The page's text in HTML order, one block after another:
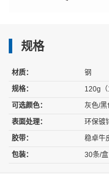
规格
材质：
钢
规格：
120g（
可选颜色：
灰色/黑
表面处理：
环保镀
胶带：
稳卓牛
包装：
30条/